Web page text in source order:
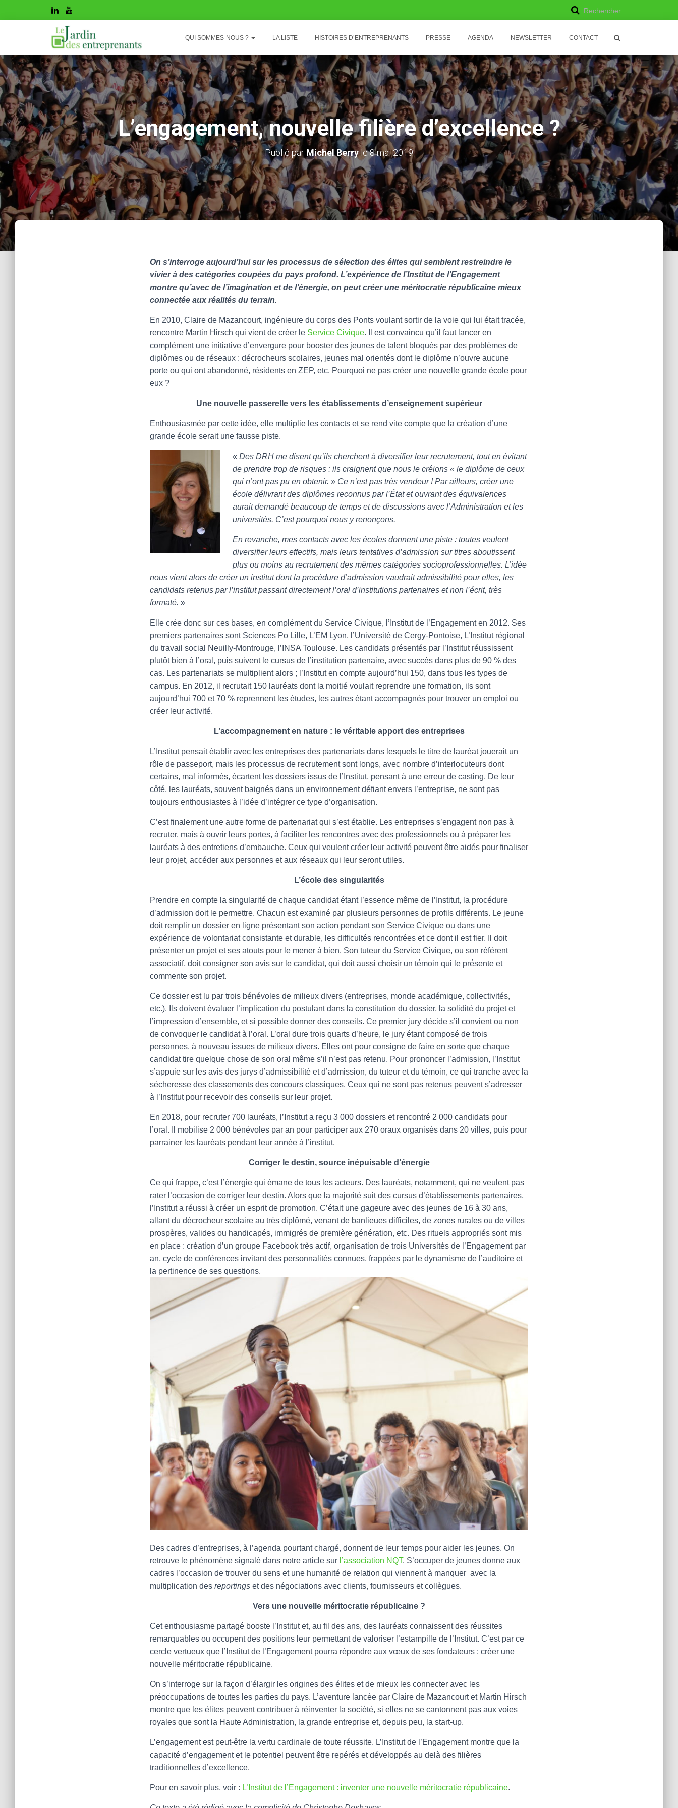
h
e
r
c
h
e
Rechercher…
QUI SOMMES-NOUS ? LA LISTE HISTOIRES D’ENTREPRENANTS PRESSE AGENDA NEWSLETTER CONTACT
L’engagement, nouvelle filière d’excellence ?
Publié par Michel Berryle8 mai 2019
On s’interroge aujourd’hui sur les processus de sélection des élites qui semblent restreindre le
vivier à des catégories coupées du pays profond. L’expérience de l’Institut de l’Engagement
montre qu’avec de l’imagination et de l’énergie, on peut créer une méritocratie républicaine mieux
connectée aux réalités du terrain.
En 2010, Claire de Mazancourt, ingénieure du corps des Ponts voulant sortir de la voie qui lui était tracée,
rencontre Martin Hirsch qui vient de créer le Service Civique. Il est convaincu qu’il faut lancer en
complément une initiative d’envergure pour booster des jeunes de talent bloqués par des problèmes de
diplômes ou de réseaux : décrocheurs scolaires, jeunes mal orientés dont le diplôme n’ouvre aucune
porte ou qui ont abandonné, résidents en ZEP, etc. Pourquoi ne pas créer une nouvelle grande école pour
eux ?
Une nouvelle passerelle vers les établissements d’enseignement supérieur
Enthousiasmée par cette idée, elle multiplie les contacts et se rend vite compte que la création d’une
grande école serait une fausse piste.
« Des DRH me disent qu’ils cherchent à diversifier leur recrutement, tout en évitant
de prendre trop de risques : ils craignent que nous le créions « le diplôme de ceux
qui n’ont pas pu en obtenir. » Ce n’est pas très vendeur ! Par ailleurs, créer une
école délivrant des diplômes reconnus par l’État et ouvrant des équivalences
aurait demandé beaucoup de temps et de discussions avec l’Administration et les
universités. C’est pourquoi nous y renonçons.
En revanche, mes contacts avec les écoles donnent une piste : toutes veulent
diversifier leurs effectifs, mais leurs tentatives d’admission sur titres aboutissent
plus ou moins au recrutement des mêmes catégories socioprofessionnelles. L’idée
nous vient alors de créer un institut dont la procédure d’admission vaudrait admissibilité pour elles, les
candidats retenus par l’institut passant directement l’oral d’institutions partenaires et non l’écrit, très
formaté. »
Elle crée donc sur ces bases, en complément du Service Civique, l’Institut de l’Engagement en 2012. Ses
premiers partenaires sont Sciences Po Lille, L’EM Lyon, l’Université de Cergy-Pontoise, L’Institut régional
du travail social Neuilly-Montrouge, l’INSA Toulouse. Les candidats présentés par l’Institut réussissent
plutôt bien à l’oral, puis suivent le cursus de l’institution partenaire, avec succès dans plus de 90 % des
cas. Les partenariats se multiplient alors ; l’Institut en compte aujourd’hui 150, dans tous les types de
campus. En 2012, il recrutait 150 lauréats dont la moitié voulait reprendre une formation, ils sont
aujourd’hui 700 et 70 % reprennent les études, les autres étant accompagnés pour trouver un emploi ou
créer leur activité.
L’accompagnement en nature : le véritable apport des entreprises
L’Institut pensait établir avec les entreprises des partenariats dans lesquels le titre de lauréat jouerait un
rôle de passeport, mais les processus de recrutement sont longs, avec nombre d’interlocuteurs dont
certains, mal informés, écartent les dossiers issus de l’Institut, pensant à une erreur de casting. De leur
côté, les lauréats, souvent baignés dans un environnement défiant envers l’entreprise, ne sont pas
toujours enthousiastes à l’idée d’intégrer ce type d’organisation.
C’est finalement une autre forme de partenariat qui s’est établie. Les entreprises s’engagent non pas à
recruter, mais à ouvrir leurs portes, à faciliter les rencontres avec des professionnels ou à préparer les
lauréats à des entretiens d’embauche. Ceux qui veulent créer leur activité peuvent être aidés pour finaliser
leur projet, accéder aux personnes et aux réseaux qui leur seront utiles.
L’école des singularités
Prendre en compte la singularité de chaque candidat étant l’essence même de l’Institut, la procédure
d’admission doit le permettre. Chacun est examiné par plusieurs personnes de profils différents. Le jeune
doit remplir un dossier en ligne présentant son action pendant son Service Civique ou dans une
expérience de volontariat consistante et durable, les difficultés rencontrées et ce dont il est fier. Il doit
présenter un projet et ses atouts pour le mener à bien. Son tuteur du Service Civique, ou son référent
associatif, doit consigner son avis sur le candidat, qui doit aussi choisir un témoin qui le présente et
commente son projet.
Ce dossier est lu par trois bénévoles de milieux divers (entreprises, monde académique, collectivités,
etc.). Ils doivent évaluer l’implication du postulant dans la constitution du dossier, la solidité du projet et
l’impression d’ensemble, et si possible donner des conseils. Ce premier jury décide s’il convient ou non
de convoquer le candidat à l’oral. L’oral dure trois quarts d’heure, le jury étant composé de trois
personnes, à nouveau issues de milieux divers. Elles ont pour consigne de faire en sorte que chaque
candidat tire quelque chose de son oral même s’il n’est pas retenu. Pour prononcer l’admission, l’Institut
s’appuie sur les avis des jurys d’admissibilité et d’admission, du tuteur et du témoin, ce qui tranche avec la
sécheresse des classements des concours classiques. Ceux qui ne sont pas retenus peuvent s’adresser
à l’Institut pour recevoir des conseils sur leur projet.
En 2018, pour recruter 700 lauréats, l’Institut a reçu 3 000 dossiers et rencontré 2 000 candidats pour
l’oral. Il mobilise 2 000 bénévoles par an pour participer aux 270 oraux organisés dans 20 villes, puis pour
parrainer les lauréats pendant leur année à l’institut.
Corriger le destin, source inépuisable d’énergie
Ce qui frappe, c’est l’énergie qui émane de tous les acteurs. Des lauréats, notamment, qui ne veulent pas
rater l’occasion de corriger leur destin. Alors que la majorité suit des cursus d’établissements partenaires,
l’Institut a réussi à créer un esprit de promotion. C’était une gageure avec des jeunes de 16 à 30 ans,
allant du décrocheur scolaire au très diplômé, venant de banlieues difficiles, de zones rurales ou de villes
prospères, valides ou handicapés, immigrés de première génération, etc. Des rituels appropriés sont mis
en place : création d’un groupe Facebook très actif, organisation de trois Universités de l’Engagement par
an, cycle de conférences invitant des personnalités connues, frappées par le dynamisme de l’auditoire et
la pertinence de ses questions.
Des cadres d’entreprises, à l’agenda pourtant chargé, donnent de leur temps pour aider les jeunes. On
retrouve le phénomène signalé dans notre article sur l’association NQT. S’occuper de jeunes donne aux
cadres l’occasion de trouver du sens et une humanité de relation qui viennent à manquer avec la
multiplication des reportings et des négociations avec clients, fournisseurs et collègues.
Vers une nouvelle méritocratie républicaine ?
Cet enthousiasme partagé booste l’Institut et, au fil des ans, des lauréats connaissent des réussites
remarquables ou occupent des positions leur permettant de valoriser l’estampille de l’Institut. C’est par ce
cercle vertueux que l’Institut de l’Engagement pourra répondre aux vœux de ses fondateurs : créer une
nouvelle méritocratie républicaine.
On s’interroge sur la façon d’élargir les origines des élites et de mieux les connecter avec les
préoccupations de toutes les parties du pays. L’aventure lancée par Claire de Mazancourt et Martin Hirsch
montre que les élites peuvent contribuer à réinventer la société, si elles ne se cantonnent pas aux voies
royales que sont la Haute Administration, la grande entreprise et, depuis peu, la start-up.
L’engagement est peut-être la vertu cardinale de toute réussite. L’Institut de l’Engagement montre que la
capacité d’engagement et le potentiel peuvent être repérés et développés au delà des filières
traditionnelles d’excellence.
Pour en savoir plus, voir : L’Institut de l’Engagement : inventer une nouvelle méritocratie républicaine.